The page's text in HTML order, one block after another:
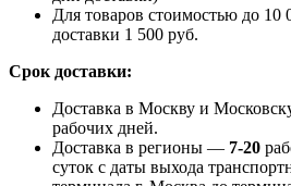
Для товаров стоимостью до 10
доставки 1 500 руб.
Срок доставки:
Доставка в Москву и
рабочих дней.
Доставка в регионы — 7-20
суток с даты выхода